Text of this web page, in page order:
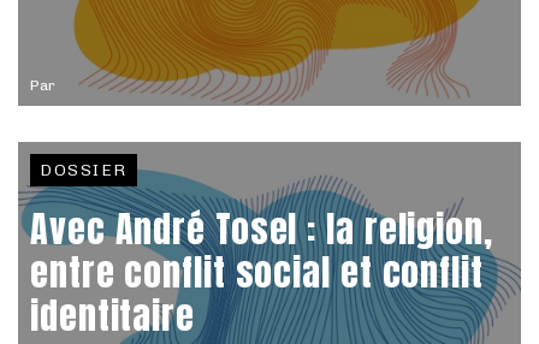
Par
DOSSIER
Avec André Tosel : la religion,
entre conflit social et conflit
identitaire